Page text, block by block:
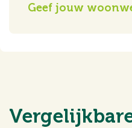
Geef jouw